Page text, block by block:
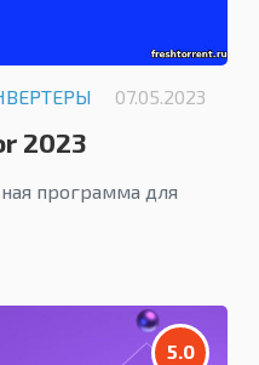
07.05.2023
2023
программа для
5.0